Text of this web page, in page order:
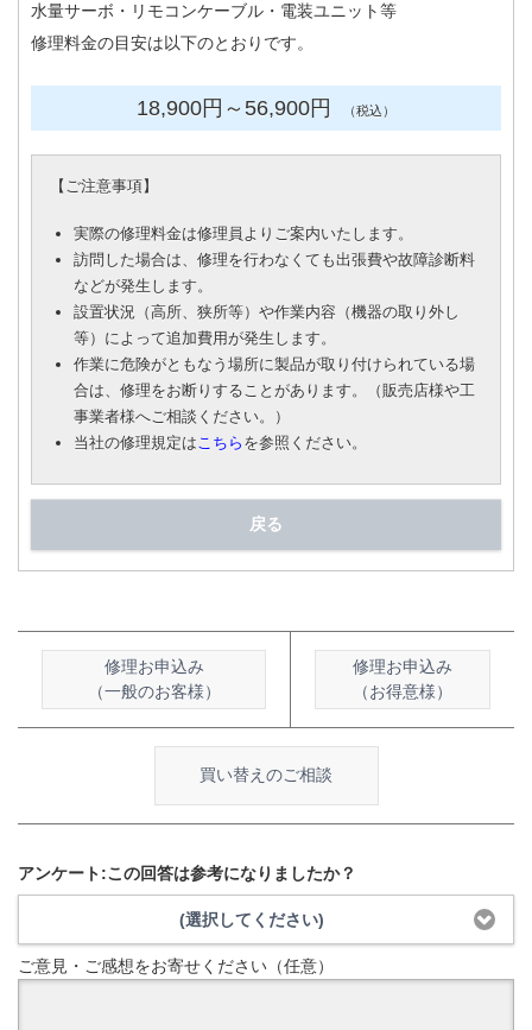
水量サーボ・リモコンケーブル・電装ユニット等
修理料金の目安は以下のとおりです。
18,900円 ～56,900円 （税込）
【 ご注意事項】
実際の修理料金は修理員よりご案内いたします。
訪問した場合は、修理を行わなくても出張費や故障診断料
などが発生します。
設置状況（高所、狭所等）や作業内容（機器の取り外し
等）によって追加費用が発生します。
作業に危険がともなう場所に製品が取り付けられている場
合は、修理をお断りすることがあります。（販売店様や工
事業者様へご相談ください。）
当社の修理規定はこちら を参照ください。
戻る
修理お申込み
（一般のお客様）
修理お申込み
（お得意様）
買い替えのご相談
アンケート:この回答は参考になりましたか？
(選択してください)
ご意見・ご感想をお寄せください（任意）